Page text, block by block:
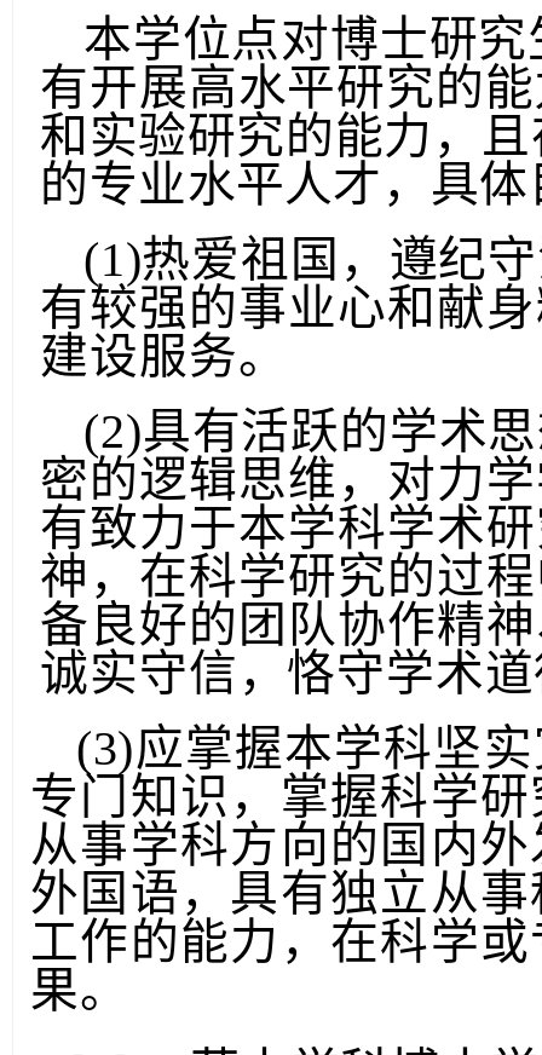
本学位点对博士研
有开展高水平研究的
和实验研究的能力，
的 专 业水平人才，具
(1)热爱祖国，遵纪
有较强的事业心和献
建设服务。
(2)具有活跃的学术
密的逻辑思维，对力
有致力于本学科学术
神，在科学研究的过
备良好的团队协作精
诚实守信，恪守学术
(3)应掌握本学科坚
专门知识，掌握科学
从事学科方向的国内
外国语，具有独立从
工作的能力，在科学
果。